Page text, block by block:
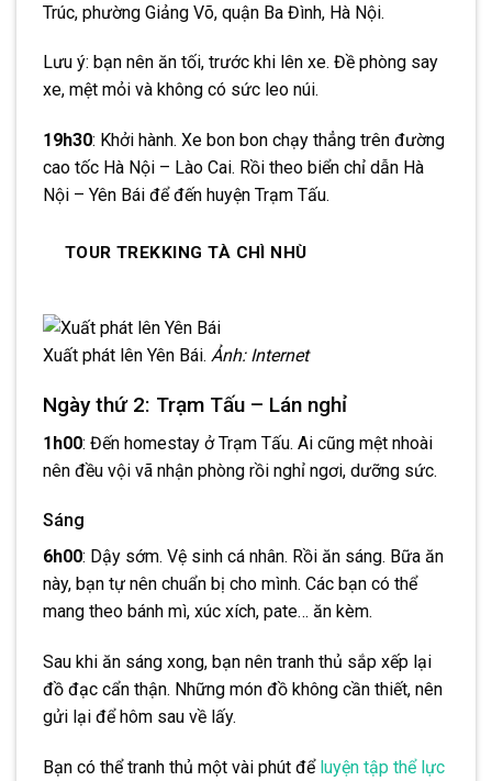
Trúc, phường Giảng Võ, quận Ba Đình, Hà Nội.
Lưu ý: bạn nên ăn tối, trước khi lên xe. Đề phòng say
xe, mệt mỏi và không có sức leo núi.
19h30: Khởi hành. Xe bon bon chạy thẳng trên đường
cao tốc Hà Nội – Lào Cai. Rồi theo biển chỉ dẫn Hà
Nội – Yên Bái để đến huyện Trạm Tấu.
TOUR TREKKING TÀ CHÌ NHÙ
Xuất phát lên Yên Bái. Ảnh: Internet
Ngày thứ 2: Trạm Tấu – Lán nghỉ
1h00: Đến homestay ở Trạm Tấu. Ai cũng mệt nhoài
nên đều vội vã nhận phòng rồi nghỉ ngơi, dưỡng sức.
Sáng
6h00: Dậy sớm. Vệ sinh cá nhân. Rồi ăn sáng. Bữa ăn
này, bạn tự nên chuẩn bị cho mình. Các bạn có thể
mang theo bánh mì, xúc xích, pate… ăn kèm.
Sau khi ăn sáng xong, bạn nên tranh thủ sắp xếp lại
đồ đạc cẩn thận. Những món đồ không cần thiết, nên
gửi lại để hôm sau về lấy.
Bạn có thể tranh thủ một vài phút để luyện tập thể lực